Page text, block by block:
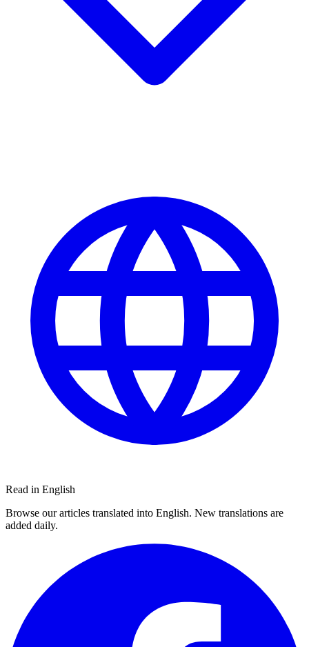
Read in English
Browse our articles translated into English. New translations are
added daily.